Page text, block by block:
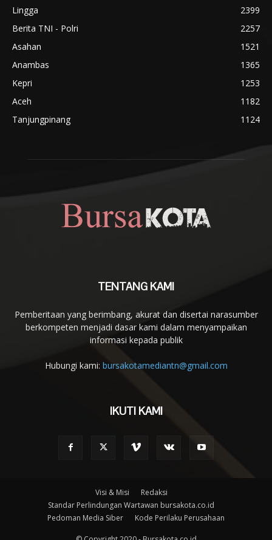
Lingga
2399
Berita TNI - Polri
2257
Asahan
1521
Anambas
1365
Kepri
1253
Aceh
1182
Tanjungpinang
1124
TENTANG KAMI
Pemberitaan yang berimbang, akurat dan disertai narasumber
berkompeten menjadi dasar kami dalam menyampaikan
informasi kepada publik
Hubungi kami: bursakotamediantn@gmail.com
IKUTI KAMI
Visi & Misi
Redaksi
Standar Perlindungan Wartawan bursakota.co.id
Pedoman Media Siber
Kode Perilaku Perusahaan